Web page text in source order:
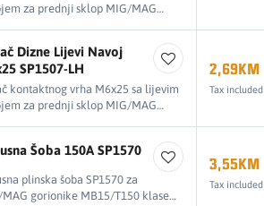
za prednji sklop MIG/MAG
Dizne Lijevi Navoj
SP1507-LH
kontaktnog vrha M6x25 sa lijevim
za prednji sklop MIG/MAG
2,69KM
Tax included
Šoba 150A SP1570
plinska šoba SP1570 za
gorionike MB15/T150 klase
3,55KM
Tax included